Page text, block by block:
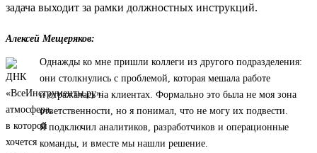
задача выходит за рамки должностных инструкций.
Алексей Мещеряков:
Однажды ко мне пришли коллеги из другого подразделения:
они столкнулись с проблемой, которая мешала работе
и отражалась на клиентах. Формально это была не моя зона
ответственности, но я понимал, что не могу их подвести.
Я подключил аналитиков, разработчиков и операционные
команды, и вместе мы нашли решение.